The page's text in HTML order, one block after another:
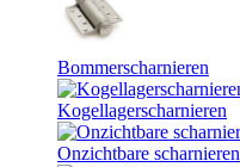
Bommerscharnieren
Kogellagerscharnieren
Onzichtbare scharnieren